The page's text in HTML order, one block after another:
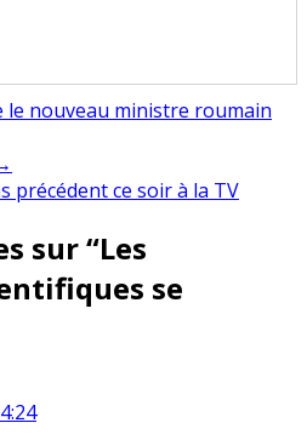
le nouveau ministre roumain
précédent ce soir à la TV
sur “Les
se